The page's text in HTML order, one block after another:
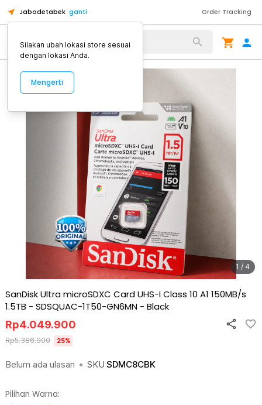
Jabodetabek ganti Order Tracking
Alat Kopi
1 / 4
SanDisk Ultra microSDXC Card UHS-I Class 10 A1 150MB/s
1.5TB - SDSQUAC-1T50-GN6MN - Black
Belum ada ulasan • SKU SDMC8CBK
Rp4.049.900
Rp5.386.900 25%
Pilihan Warna:
Silakan ubah lokasi store sesuai
dengan lokasi Anda.
Mengerti